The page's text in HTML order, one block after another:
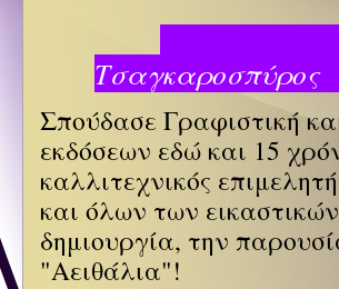
Σπούδασε Γραφιστική
εκδόσεων εδώ και 15
καλλιτεχνικός
και όλων των
δημιουργία, την
"Αειθάλια"!